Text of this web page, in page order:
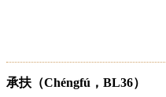
承扶（Chéngfú，BL36）